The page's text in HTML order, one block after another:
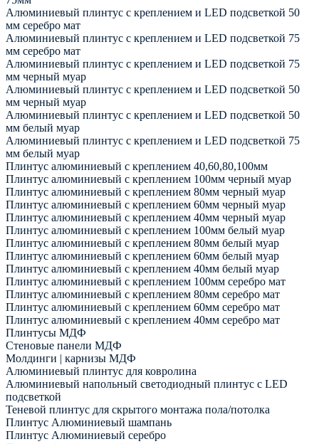
Алюминиевый плинтус с креплением и LED подсветкой 50
мм серебро мат
Алюминиевый плинтус с креплением и LED подсветкой 75
мм серебро мат
Алюминиевый плинтус с креплением и LED подсветкой 75
мм черный муар
Алюминиевый плинтус с креплением и LED подсветкой 50
мм черный муар
Алюминиевый плинтус с креплением и LED подсветкой 50
мм белый муар
Алюминиевый плинтус с креплением и LED подсветкой 75
мм белый муар
Плинтус алюминиевый с креплением 40,60,80,100мм
Плинтус алюминиевый с креплением 100мм черный муар
Плинтус алюминиевый с креплением 80мм черный муар
Плинтус алюминиевый с креплением 60мм черный муар
Плинтус алюминиевый с креплением 40мм черный муар
Плинтус алюминиевый с креплением 100мм белый муар
Плинтус алюминиевый с креплением 80мм белый муар
Плинтус алюминиевый с креплением 60мм белый муар
Плинтус алюминиевый с креплением 40мм белый муар
Плинтус алюминиевый с креплением 100мм серебро мат
Плинтус алюминиевый с креплением 80мм серебро мат
Плинтус алюминиевый с креплением 60мм серебро мат
Плинтус алюминиевый с креплением 40мм серебро мат
Плинтусы МДФ
Стеновые панели МДФ
Молдинги | карнизы МДФ
Алюминиевый плинтус для ковролина
Алюминиевый напольный светодиодный плинтус с LED
подсветкой
Теневой плинтус для скрытого монтажа пола/потолка
Плинтус Алюминиевый шампань
Плинтус Алюминиевый серебро